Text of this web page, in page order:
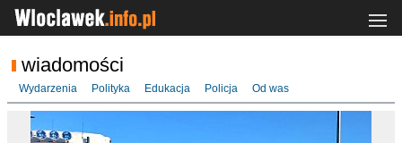
wiadomości
Wydarzenia Polityka Edukacja Policja Od was